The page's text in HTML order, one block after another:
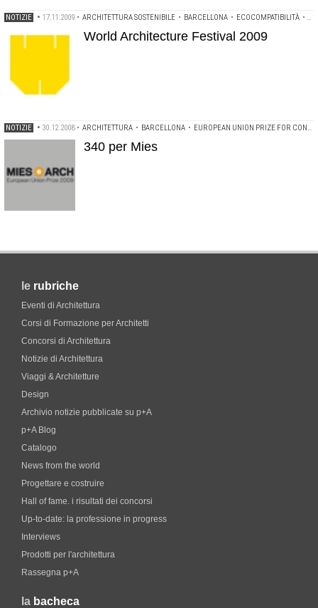
NOTIZIE • 17.11.2009 • ARCHITETTURA SOSTENIBILE • BARCELLONA • ECOCOMPATIBILITÀ •
World Architecture Festival 2009
NOTIZIE • 30.12.2008 • ARCHITETTURA • BARCELLONA • EUROPEAN UNION PRIZE FOR CONTEMPORARY ARCHITECTURE
340 per Mies
le rubriche
Eventi di Architettura
Corsi di Formazione per Architetti
Concorsi di Architettura
Notizie di Architettura
Viaggi & Architetture
Design
Archivio notizie pubblicate su p+A
p+A Blog
Catalogo
News from the world
Progettare e costruire
Hall of fame. i risultati dei concorsi
Up-to-date: la professione in progress
Interviews
Prodotti per l'architettura
Rassegna p+A
la bacheca